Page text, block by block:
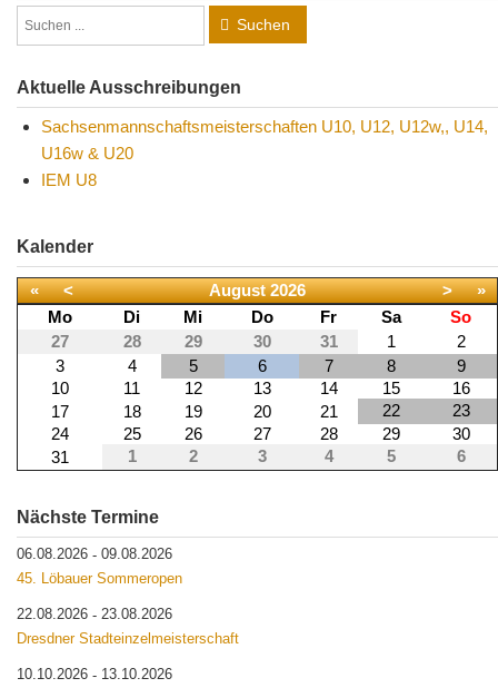
Suchen
Aktuelle Ausschreibungen
Sachsenmannschaftsmeisterschaften U10, U12, U12w,, U14,
U16w & U20
IEM U8
Kalender
« < August 2026 >
»
Mo
Di Mi Do Fr Sa
So
27
28 29 30 31 1
2
3
4 5 6 7 8
9
10
11 12 13 14 15
16
17
18 19 20 21 22
23
24
25 26 27 28 29
30
31
1 2 3 4 5 6
Nächste Termine
06.08.2026 - 09.08.2026
45. Löbauer Sommeropen
22.08.2026 - 23.08.2026
Dresdner Stadteinzelmeisterschaft
10.10.2026 - 13.10.2026